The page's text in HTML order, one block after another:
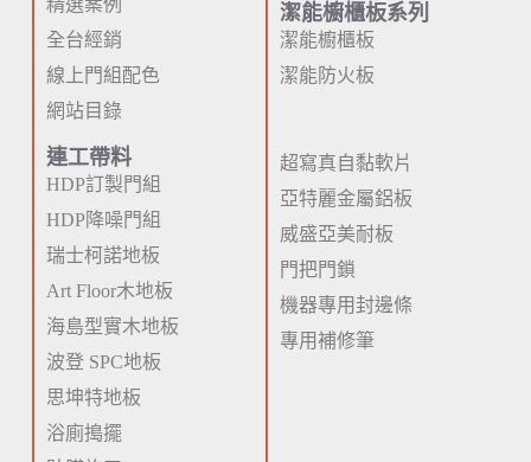
精選案例
全台經銷
線上門組配色
網站目錄
潔能櫥櫃板系列
潔能櫥櫃板
潔能防火板
連工帶料
HDP訂製門組
HDP降噪門組
瑞士柯諾地板
Art Floor木地板
海島型實木地板
波登 SPC地板
思坤特地板
浴廁搗擺
超寫真自黏軟片
亞特麗金屬鋁板
威盛亞美耐板
門把門鎖
機器專用封邊條
專用補修筆